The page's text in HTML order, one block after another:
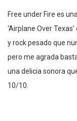
Free under Fire es
‘Airplane Over
y rock pesado que
pero me agrada
una delicia sonora
10/10.